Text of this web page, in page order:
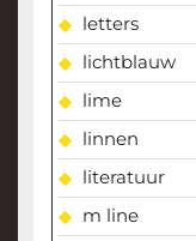
letters
lichtblauw
lime
linnen
literatuur
m line